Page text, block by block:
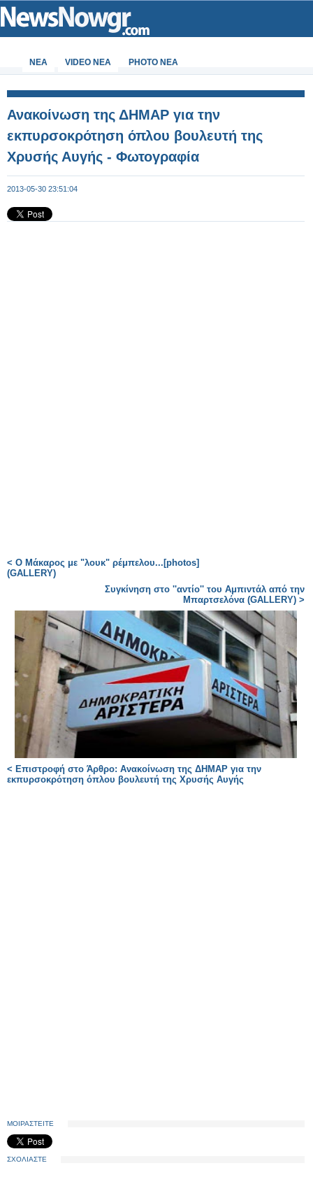
ΝΕΑ VIDEO NEA PHOTO NEA
Ανακοίνωση της ΔΗΜΑΡ για την
εκπυρσοκρότηση όπλου βουλευτή της
Χρυσής Αυγής - Φωτογραφία
2013-05-30 23:51:04
< O Mάκαρος με "λουκ" ρέμπελου...[photos]
(GALLERY)
Συγκίνηση στο ''αντίο'' του Αμπιντάλ από την
Μπαρτσελόνα (GALLERY) >
< Επιστροφή στο Άρθρο: Ανακοίνωση της ΔΗΜΑΡ για την
εκπυρσοκρότηση όπλου βουλευτή της Χρυσής Αυγής
ΜΟΙΡΑΣΤΕΙΤΕ
ΣΧΟΛΙΑΣΤΕ